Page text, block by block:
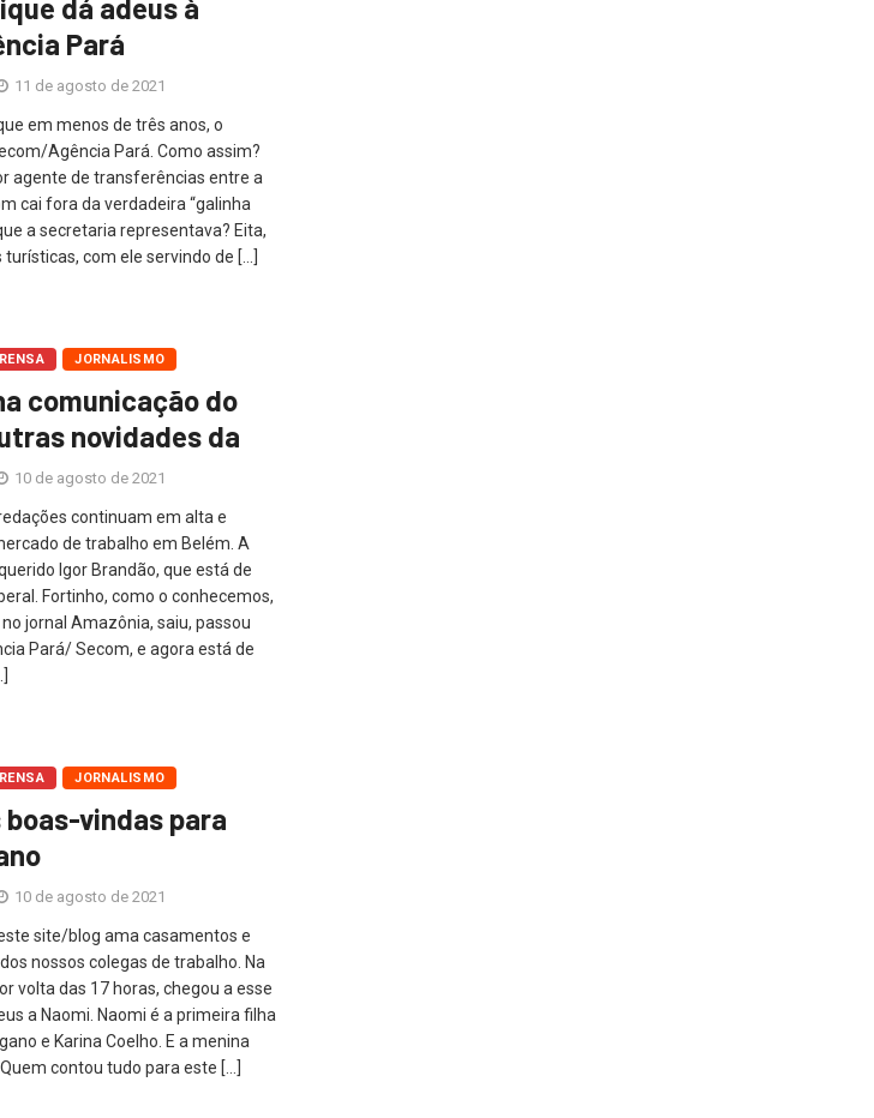
dá adeus à
Pará
11 de agosto de 2021
em menos de três anos, o
Agência Pará. Como assim?
agente de transferências entre a
cai fora da verdadeira “galinha
a secretaria representava? Eita,
com ele servindo de […]
JORNALISMO
comunicação do
novidades da
10 de agosto de 2021
continuam em alta e
de trabalho em Belém. A
Igor Brandão, que está de
Fortinho, como o conhecemos,
jornal Amazônia, saiu, passou
Pará/ Secom, e agora está de
JORNALISMO
boas-vindas para
10 de agosto de 2021
site/blog ama casamentos e
nossos colegas de trabalho. Na
volta das 17 horas, chegou a esse
a Naomi. Naomi é a primeira filha
e Karina Coelho. E a menina
contou tudo para este […]